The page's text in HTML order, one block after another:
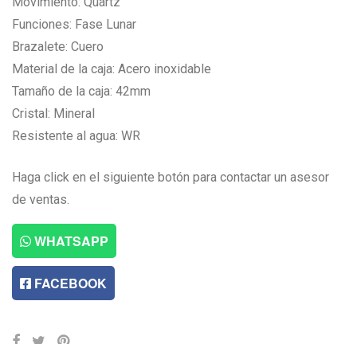
Funciones: Fase Lunar
Brazalete: Cuero
Material de la caja: Acero inoxidable
Tamaño de la caja: 42mm
Cristal: Mineral
Resistente al agua: WR
Haga click en el siguiente botón para contactar un asesor
de ventas.
WHATSAPP
FACEBOOK